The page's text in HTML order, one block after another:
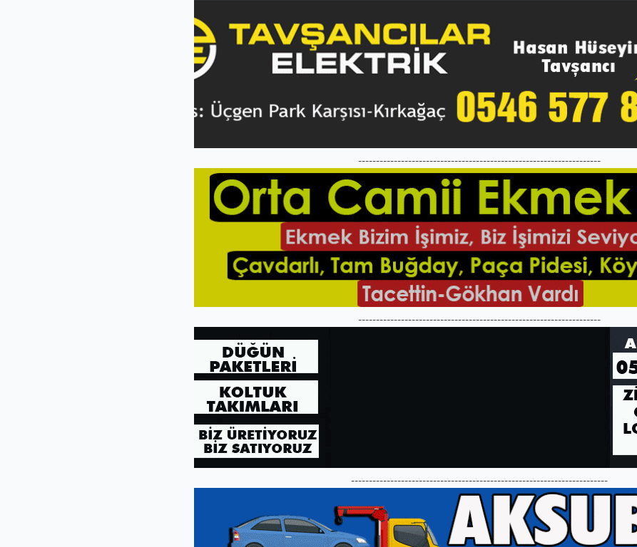
--------------------------------------------------------------------
--------------------------------------------------------------------
------------------------------------------------------------------------